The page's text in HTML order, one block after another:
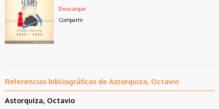
Descargar
Compartir
Referencias bibliográficas de Astorquiza, Octavio
Astorquiza, Octavio